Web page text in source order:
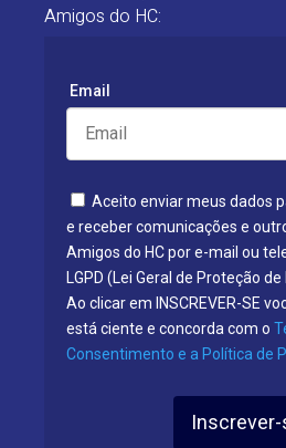
Amigos do HC:
Email
Aceito enviar meus dados
e receber comunicações e
Amigos do HC por e-mail ou
LGPD (Lei Geral de Proteção
Ao clicar em INSCREVER-SE
está ciente e concorda com o
Consentimento e a Política de